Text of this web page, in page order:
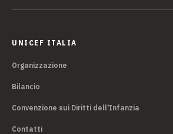
UNICEF ITALIA
Organizzazione
Bilancio
Convenzione sui Diritti dell'Infanzia
Contatti